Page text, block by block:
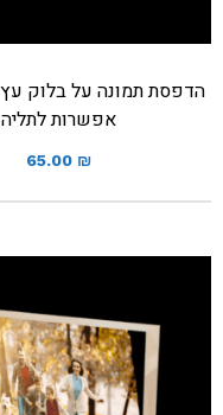
אפשרות לתליה
65.00 ₪